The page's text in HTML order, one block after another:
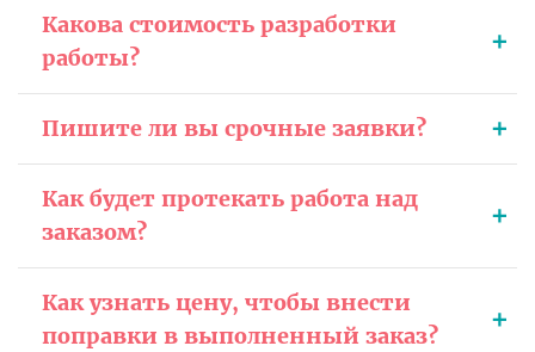
Какова стоимость разработки
работы?
Пишите ли вы срочные заявки?
Как будет протекать работа над
заказом?
Как узнать цену, чтобы внести
поправки в выполненный заказ?